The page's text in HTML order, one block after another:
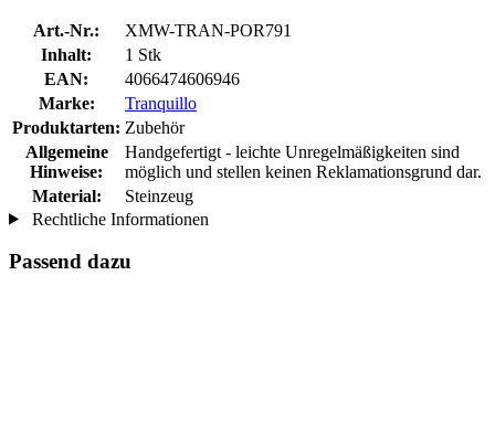
Art.-Nr.:
XMW-TRAN-POR791
Inhalt:
1 Stk
EAN:
4066474606946
Marke:
Tranquillo
Produktarten: Zubehör
Allgemeine
Hinweise:
Handgefertigt - leichte Unregelmäßigkeiten sind
möglich und stellen keinen Reklamationsgrund dar.
Material:
Steinzeug
Rechtliche Informationen
Passend dazu